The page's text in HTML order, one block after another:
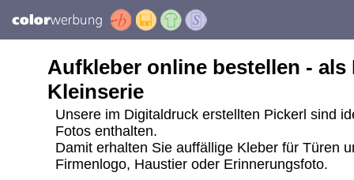
Aufkleber online bestellen -
Kleinserie
Unsere im Digitaldruck erstellten Pickerl sind
Fotos enthalten.
Damit erhalten Sie auffällige Kleber für Türen
Firmenlogo, Haustier oder Erinnerungsfoto.